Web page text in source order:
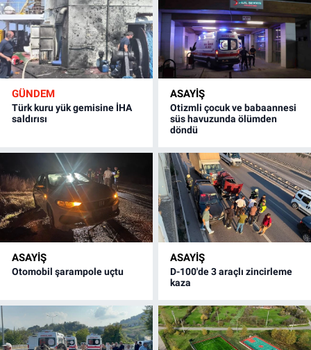
GÜNDEM
Türk kuru yük gemisine İHA
saldırısı
ASAYİŞ
Otizmli çocuk ve babaannesi
süs havuzunda ölümden
döndü
ASAYİŞ
Otomobil şarampole uçtu
ASAYİŞ
D-100'de 3 araçlı zincirleme
kaza